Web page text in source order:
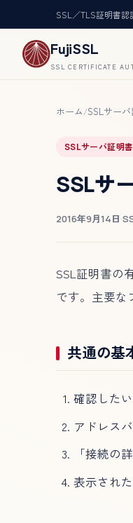
SSL／TLS証明書
FujiSSL
SSL CERTIFICATE
ホーム/SSLサー
SSLサーバ証明
SSLサ
2016年9月14日·
SSL証明書の
です。主要な
共通の基
確認した
アドレス
「接続の
表示され